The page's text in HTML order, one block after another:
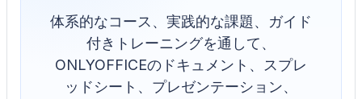
体系的なコース、実践的な課題、ガイド
付きトレーニングを通して、
ONLYOFFICEのドキュメント、スプレ
ッドシート、プレゼンテーション、